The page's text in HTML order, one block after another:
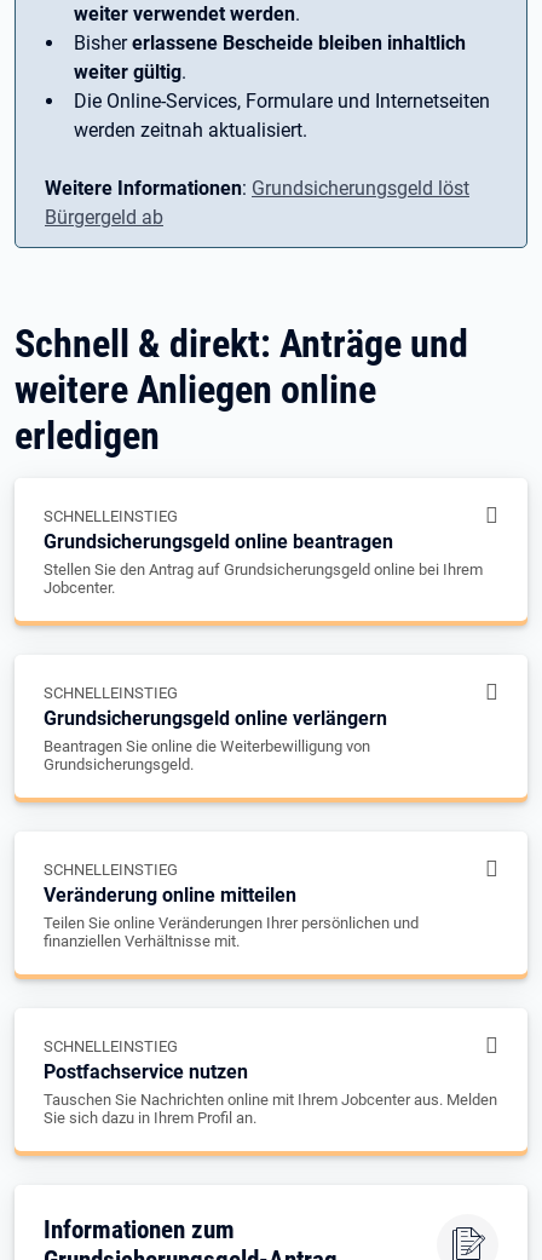
weiter verwendet werden.
Bishererlassene Bescheide bleiben inhaltlich
weiter gültig.
Die Online-Services, Formulare und Internetseiten
werden zeitnah aktualisiert.
Weitere Informationen: Grundsicherungsgeld löst
Bürgergeld ab
Schnell & direkt: Anträge und
weitere Anliegen online
erledigen
SCHNELLEINSTIEG
Grundsicherungsgeld online beantragen
Stellen Sie den Antrag auf Grundsicherungsgeld online bei Ihrem
Jobcenter.
SCHNELLEINSTIEG
Grundsicherungsgeld online verlängern
Beantragen Sie online die Weiterbewilligung von
Grundsicherungsgeld.
SCHNELLEINSTIEG
Veränderung online mitteilen
Teilen Sie online Veränderungen Ihrer persönlichen und
finanziellen Verhältnisse mit.
SCHNELLEINSTIEG
Postfachservice nutzen
Tauschen Sie Nachrichten online mit Ihrem Jobcenter aus. Melden
Sie sich dazu in Ihrem Profil an.
Informationen zum